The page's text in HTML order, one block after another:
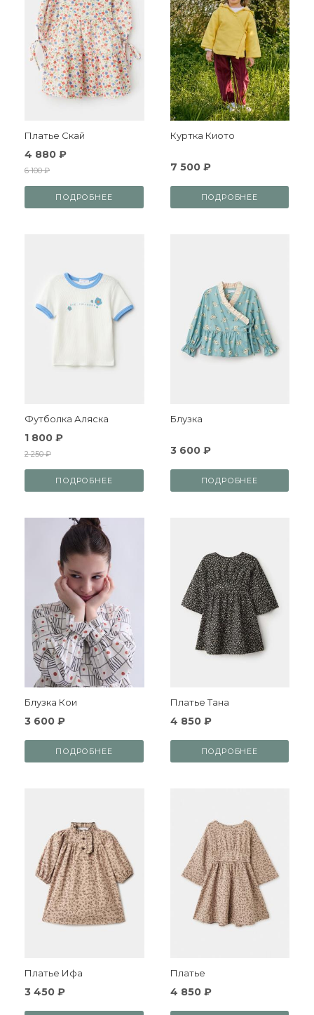
Платье Скай
4 880 ₽
6 100 ₽
ПОДРОБНЕЕ
Куртка Киото
7 500 ₽
ПОДРОБНЕЕ
Футболка Аляска
1 800 ₽
2 250 ₽
ПОДРОБНЕЕ
Блузка
3 600 ₽
ПОДРОБНЕЕ
Блузка Кои
3 600 ₽
ПОДРОБНЕЕ
Платье Тана
4 850 ₽
ПОДРОБНЕЕ
Платье Ифа
3 450 ₽
Платье
4 850 ₽